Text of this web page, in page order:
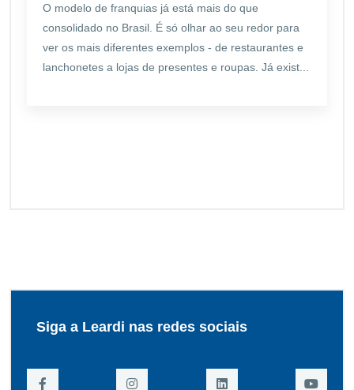
O modelo de franquias já está mais do que
consolidado no Brasil. É só olhar ao seu redor para
ver os mais diferentes exemplos - de restaurantes e
lanchonetes a lojas de presentes e roupas. Já exist...
Siga a Leardi nas redes sociais